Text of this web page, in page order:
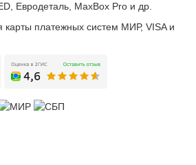
Евродеталь, MaxBox Pro и др.
карты платежных систем МИР, VISA и